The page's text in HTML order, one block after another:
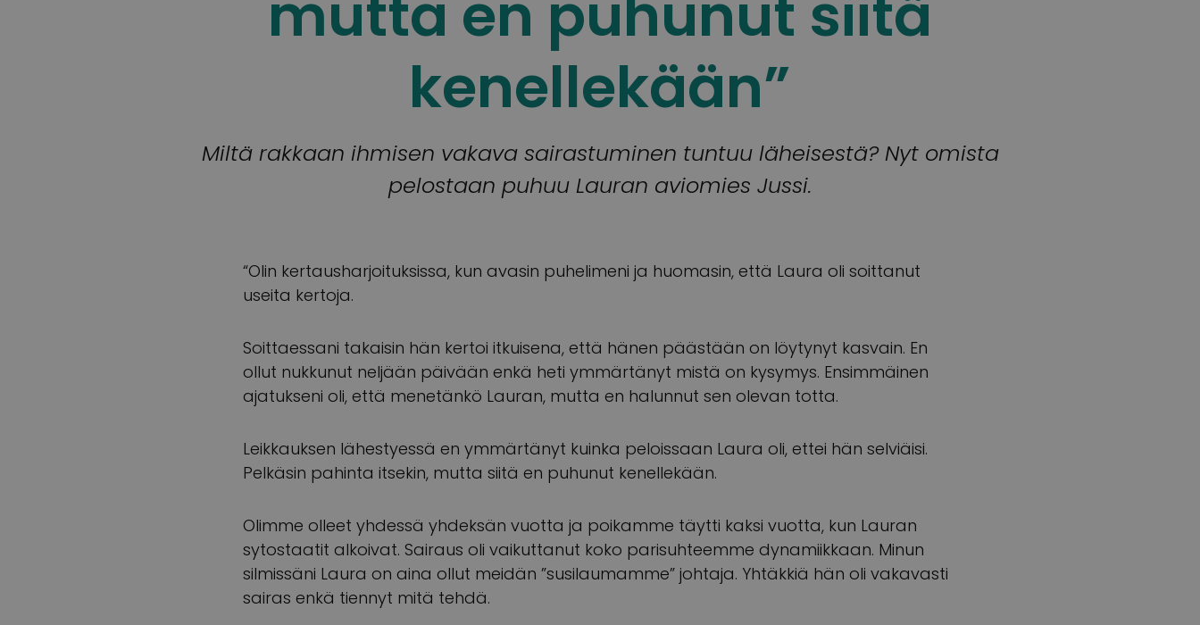
kenellekään”
Miltä rakkaan ihmisen vakava sairastuminen tuntuu läheisestä? Nyt omista
pelostaan puhuu Lauran aviomies Jussi.
“Olin kertausharjoituksissa, kun avasin puhelimeni ja huomasin, että Laura oli soittanut
useita kertoja.
Soittaessani takaisin hän kertoi itkuisena, että hänen päästään on löytynyt kasvain. En
ollut nukkunut neljään päivään enkä heti ymmärtänyt mistä on kysymys. Ensimmäinen
ajatukseni oli, että menetänkö Lauran, mutta en halunnut sen olevan totta.
Leikkauksen lähestyessä en ymmärtänyt kuinka peloissaan Laura oli, ettei hän selviäisi.
Pelkäsin pahinta itsekin, mutta siitä en puhunut kenellekään.
Olimme olleet yhdessä yhdeksän vuotta ja poikamme täytti kaksi vuotta, kun Lauran
sytostaatit alkoivat. Sairaus oli vaikuttanut koko parisuhteemme dynamiikkaan. Minun
silmissäni Laura on aina ollut meidän ”susilaumamme” johtaja. Yhtäkkiä hän oli vakavasti
sairas enkä tiennyt mitä tehdä.